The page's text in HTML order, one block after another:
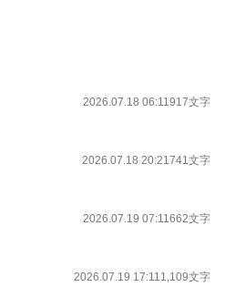
2026.07.18 06:11917文字
2026.07.18 20:21741文字
2026.07.19 07:11662文字
2026.07.19 17:111,109文字